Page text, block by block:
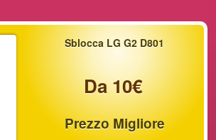
Sblocca LG G2 D801
Da 10€
Prezzo Migliore